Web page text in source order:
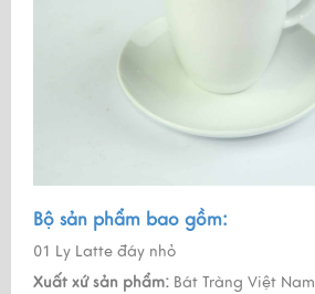
Bộ sản phẩm bao gồm:
01 Ly Latte đáy nhỏ
Xuất xứ sản phẩm: Bát Tràng Việt Nam